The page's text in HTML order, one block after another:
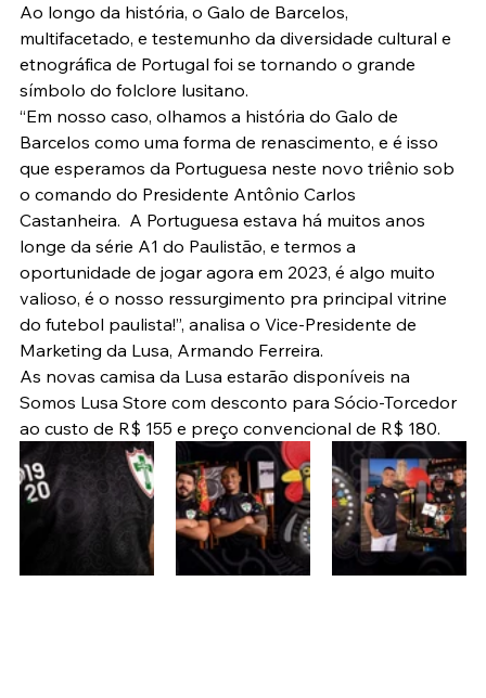
Ao longo da história, o Galo de Barcelos,
multifacetado, e testemunho da diversidade cultural e
etnográfica de Portugal foi se tornando o grande
símbolo do folclore lusitano.
“Em nosso caso, olhamos a história do Galo de
Barcelos como uma forma de renascimento, e é isso
que esperamos da Portuguesa neste novo triênio sob
o comando do Presidente Antônio Carlos
Castanheira.  A Portuguesa estava há muitos anos
longe da série A1 do Paulistão, e termos a
oportunidade de jogar agora em 2023, é algo muito
valioso, é o nosso ressurgimento pra principal vitrine
do futebol paulista!”, analisa o Vice-Presidente de
Marketing da Lusa, Armando Ferreira.
As novas camisa da Lusa estarão disponíveis na
Somos Lusa Store com desconto para Sócio-Torcedor
ao custo de R$ 155 e preço convencional de R$ 180.